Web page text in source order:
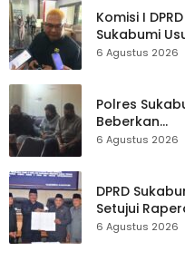
Satukan
Komisi I DPRD
Sukabumi
Rambut Jadi
2027
6 Agustus 2026
Polres
Beberkan
Kronologi
dalam Kasus
6 Agustus 2026
DPRD
Setujui
Disabilitas,
6 Agustus 2026